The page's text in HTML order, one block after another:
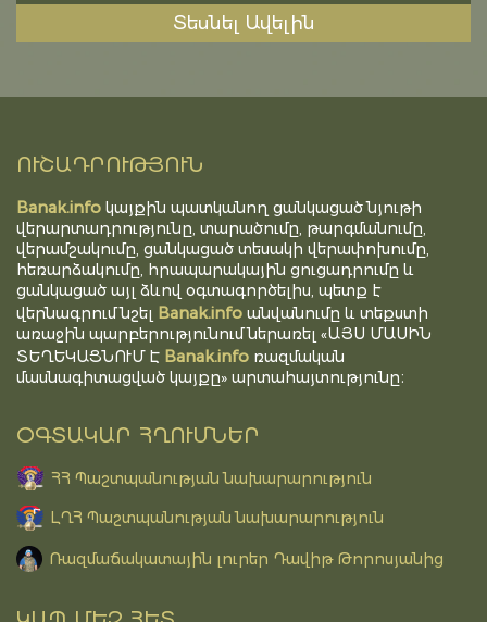
Տեսնել Ավելին
ՈՒՇԱԴՐՈՒԹՅՈՒՆ
Banak.info կայքին պատկանող ցանկացած նյութի
վերարտադրությունը, տարածումը, թարգմանումը,
վերամշակումը, ցանկացած տեսակի վերափոխումը,
հեռարձակումը, հրապարակային ցուցադրումը և
ցանկացած այլ ձևով օգտագործելիս, պետք է
վերնագրում նշել Banak.info անվանումը և տեքստի
առաջին պարբերությունում ներառել «ԱՅՍ ՄԱՍԻՆ
ՏԵՂԵԿԱՑՆՈՒՄ Է Banak.info ռազմական
մասնագիտացված կայքը» արտահայտությունը։
ՕԳՏԱԿԱՐ ՀՂՈՒՄՆԵՐ
ՀՀ Պաշտպանության նախարարություն
ԼՂՀ Պաշտպանության նախարարություն
Ռազմաճակատային լուրեր Դավիթ Թորոսյանից